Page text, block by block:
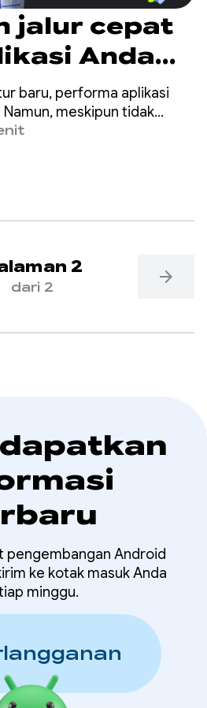
jalur cepat
Anda
baru, performa aplikasi
meskipun tidak
utama bagi developer,
dengan tepat di mana
tertinggal.
2
dari 2 arrow_forward
pengembangan Android
ke kotak masuk Anda
minggu.